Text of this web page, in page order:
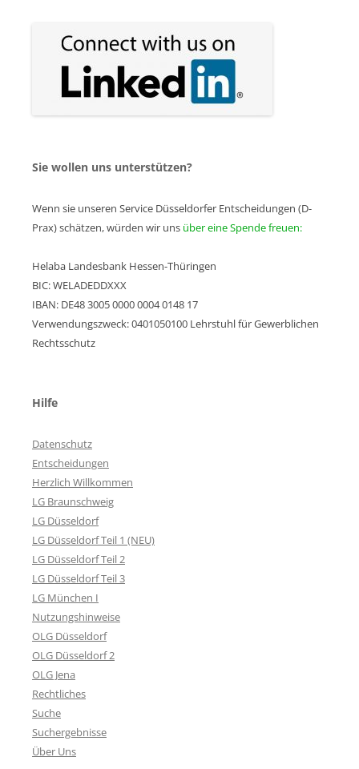
Sie wollen uns unterstützen?
Wenn sie unseren Service Düsseldorfer Entscheidungen (D-
Prax) schätzen, würden wir uns über eine Spende freuen:
Helaba Landesbank Hessen-Thüringen
BIC: WELADEDDXXX
IBAN: DE48 3005 0000 0004 0148 17
Verwendungszweck: 0401050100 Lehrstuhl für Gewerblichen
Rechtsschutz
Hilfe
Datenschutz
Entscheidungen
Herzlich Willkommen
LG Braunschweig
LG Düsseldorf
LG Düsseldorf Teil 1 (NEU)
LG Düsseldorf Teil 2
LG Düsseldorf Teil 3
LG München I
Nutzungshinweise
OLG Düsseldorf
OLG Düsseldorf 2
OLG Jena
Rechtliches
Suche
Suchergebnisse
Über Uns